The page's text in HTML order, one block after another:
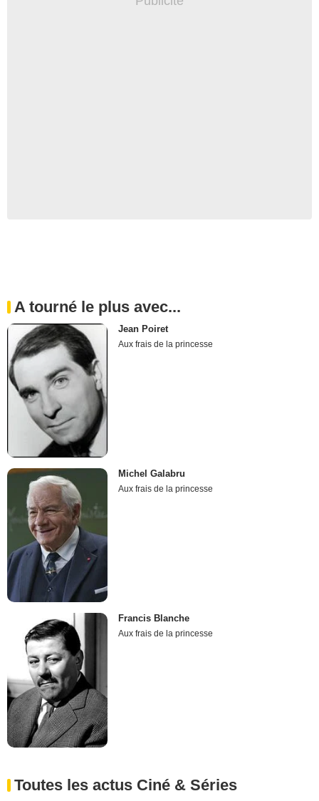
A tourné le plus avec...
Jean Poiret
Aux frais de la princesse
Michel Galabru
Aux frais de la princesse
Francis Blanche
Aux frais de la princesse
Toutes les actus Ciné & Séries